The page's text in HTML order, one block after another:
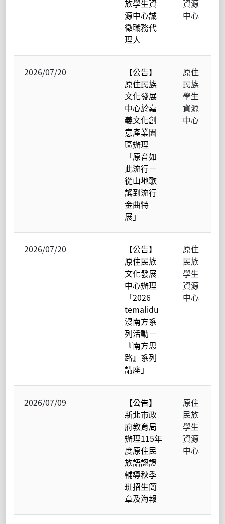
族學生資
源中心誠
徵職務代
理人
資源
中心
2026/07/20
【公告】
原住民族
文化發展
中心於嘉
義文化創
意產業園
區辦理
「原音如
此流行－
從山地歌
謠到流行
金曲特
展」
原住
民族
學生
資源
中心
2026/07/20
【公告】
原住民族
文化發展
中心辦理
「2026
temalidu
漫南方系
列活動－
『南方思
路』系列
講座」
原住
民族
學生
資源
中心
2026/07/09
【公告】
新北市政
府教育局
辦理115年
度原住民
族語認證
輔導秋季
班招生簡
章及海報
原住
民族
學生
資源
中心